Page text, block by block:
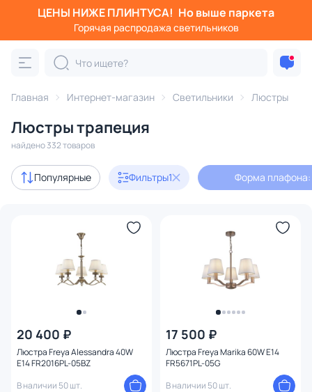
ЦЕНЫ НИЖЕ ПЛИНТУСА! Но выше паркета
Горячая распродажа светильников
Главная Интернет-магазин Светильники Люстры
Люстры трапеция
найдено 332 товаров
Популярные Фильтры1 Форма плафона:
20 400 ₽
Люстра Freya Alessandra 40W
E14 FR2016PL-05BZ
В наличии 50 шт.
17 500 ₽
Люстра Freya Marika 60W E14
FR5671PL-05G
В наличии 50 шт.
Фильтры
Категория:
подвесные потолочные
Акции 27
Дизайнерский свет 26
В наличии 207
Цена
От До